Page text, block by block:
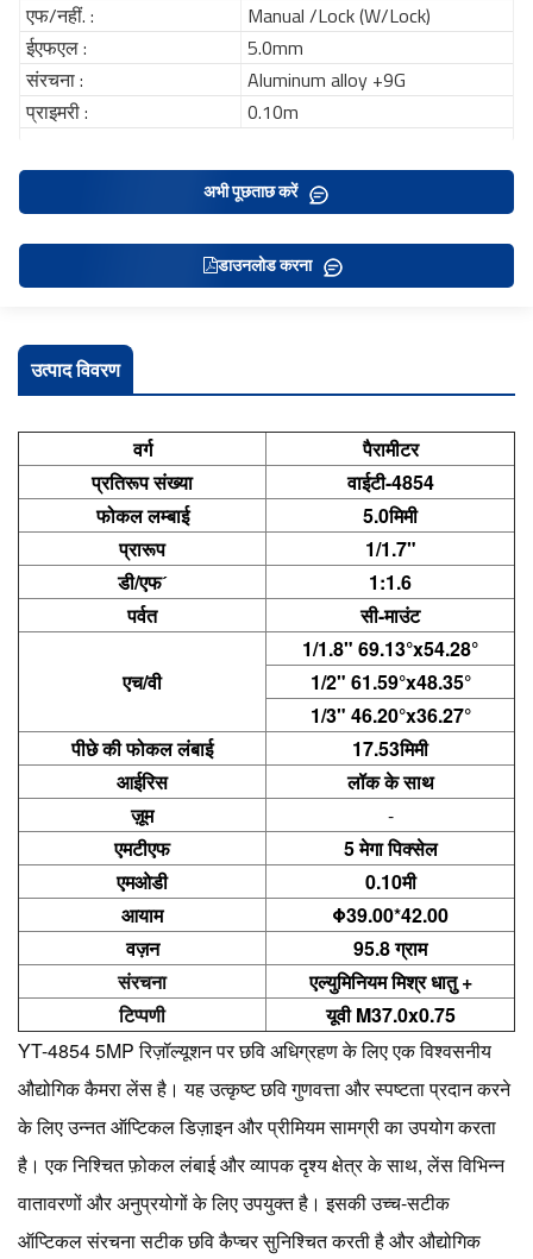
एफ/नहीं. :
Manual /Lock (W/Lock)
ईएफएल :
5.0mm
संरचना :
Aluminum alloy +9G
प्राइमरी :
0.10m
अभी पूछताछ करें
डाउनलोड करना
उत्पाद विवरण
वर्ग
पैरामीटर
प्रतिरूप संख्या
वाईटी-4854
फोकल लम्बाई
5.0मिमी
प्रारूप
1/1.7"
डी/एफˊ
1:1.6
पर्वत
सी-माउंट
एच/वी
1/1.8" 69.13°x54.28°
1/2" 61.59°x48.35°
1/3" 46.20°x36.27°
पीछे की फोकल लंबाई
17.53मिमी
आईरिस
लॉक के साथ
ज़ूम
-
एमटीएफ
5 मेगा पिक्सेल
एमओडी
0.10मी
आयाम
Φ39.00*42.00
वज़न
95.8 ग्राम
संरचना
एल्युमिनियम मिश्र धातु +
टिप्पणी
यूवी M37.0x0.75
YT-4854 5MP रिज़ॉल्यूशन पर छवि अधिग्रहण के लिए एक विश्वसनीय
औद्योगिक कैमरा लेंस है। यह उत्कृष्ट छवि गुणवत्ता और स्पष्टता प्रदान करने
के लिए उन्नत ऑप्टिकल डिज़ाइन और प्रीमियम सामग्री का उपयोग करता
है। एक निश्चित फ़ोकल लंबाई और व्यापक दृश्य क्षेत्र के साथ, लेंस विभिन्न
वातावरणों और अनुप्रयोगों के लिए उपयुक्त है। इसकी उच्च-सटीक
ऑप्टिकल संरचना सटीक छवि कैप्चर सुनिश्चित करती है और औद्योगिक